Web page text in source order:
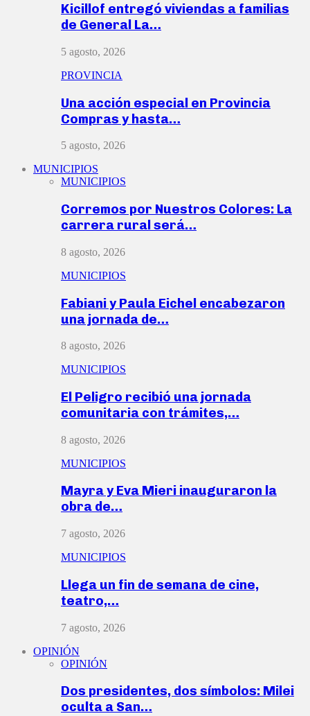
Kicillof entregó viviendas a familias
de General La…
5 agosto, 2026
PROVINCIA
Una acción especial en Provincia
Compras y hasta…
5 agosto, 2026
MUNICIPIOS
MUNICIPIOS
Corremos por Nuestros Colores: La
carrera rural será…
8 agosto, 2026
MUNICIPIOS
Fabiani y Paula Eichel encabezaron
una jornada de…
8 agosto, 2026
MUNICIPIOS
El Peligro recibió una jornada
comunitaria con trámites,…
8 agosto, 2026
MUNICIPIOS
Mayra y Eva Mieri inauguraron la
obra de…
7 agosto, 2026
MUNICIPIOS
Llega un fin de semana de cine,
teatro,…
7 agosto, 2026
OPINIÓN
OPINIÓN
Dos presidentes, dos símbolos: Milei
oculta a San…